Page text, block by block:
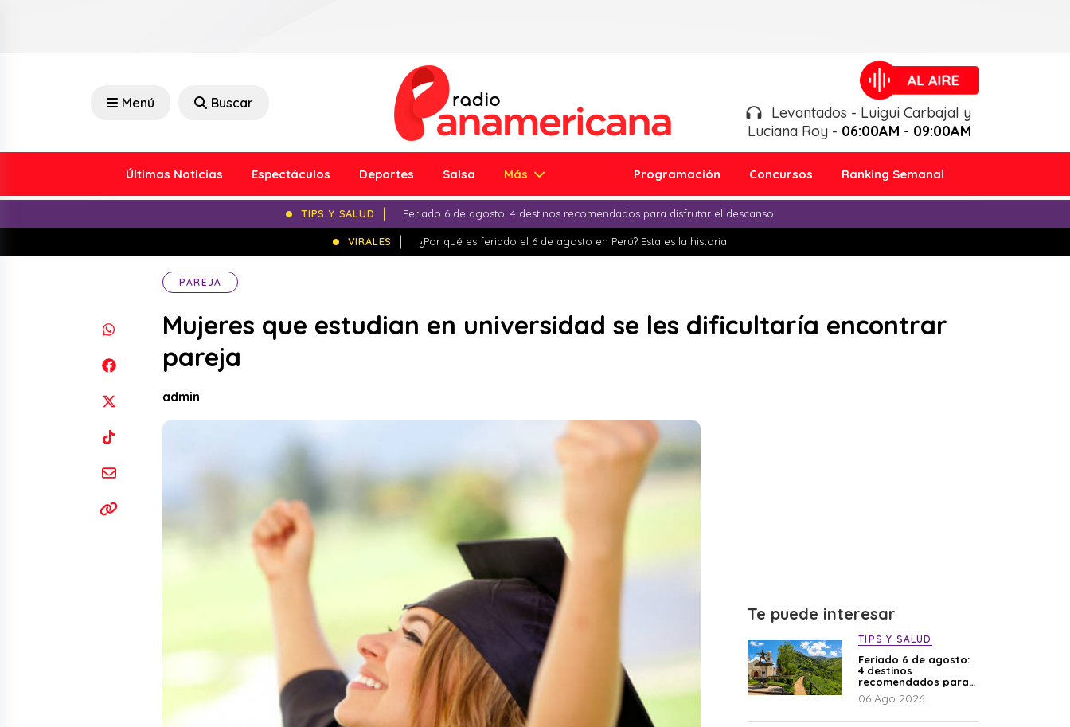
Menú Buscar
Levantados - Luigui Carbajal y
Luciana Roy - 06:00AM - 09:00AM
Últimas Noticias Espectáculos Deportes Salsa Más Programación Concursos Ranking Semanal
TIPS Y SALUD Feriado 6 de agosto: 4 destinos recomendados para disfrutar el descanso
VIRALES ¿Por qué es feriado el 6 de agosto en Perú? Esta es la historia
PAREJA
Mujeres que estudian en universidad se les dificultaría encontrar
pareja
admin
Te puede interesar
TIPS Y SALUD
Feriado 6 de agosto:
4 destinos
recomendados para
disfrutar el descanso
06 Ago 2026